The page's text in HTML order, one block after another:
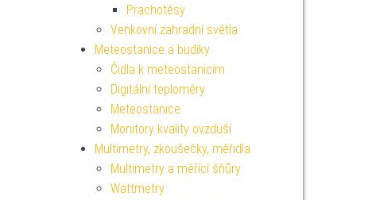
Prachotěsy
Venkovní zahradní světla
Meteostanice a budíky
Čidla k meteostanicím
Digitální teploměry
Meteostanice
Monitory kvality ovzduší
Multimetry, zkoušečky, měřidla
Multimetry a měřící šňůry
Wattmetry